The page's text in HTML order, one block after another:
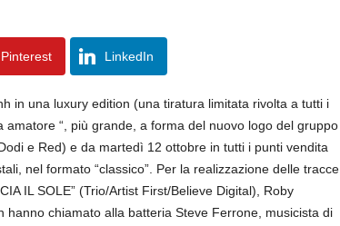
Pinterest LinkedIn
in una luxury edition (una tiratura limitata rivolta a tutti i
amatore “, più grande, a forma del nuovo logo del gruppo
e Red) e da martedì 12 ottobre in tutti i punti vendita
nel formato “classico”. Per la realizzazione delle tracce
IL SOLE” (Trio/Artist First/Believe Digital), Roby
hanno chiamato alla batteria Steve Ferrone, musicista di